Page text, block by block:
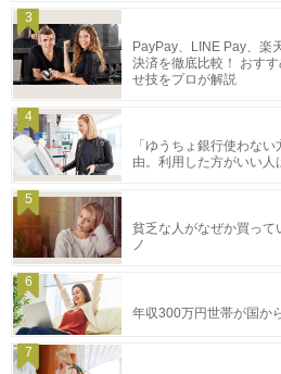
3
PayPay、LINE Pay、楽
決済を徹底比較！ おす
せ技をプロが解説
4
「ゆうちょ銀行使わな
由。利用した方がいい人
5
貧乏な人がなぜか買って
ノ
6
年収300万円世帯が国か
7